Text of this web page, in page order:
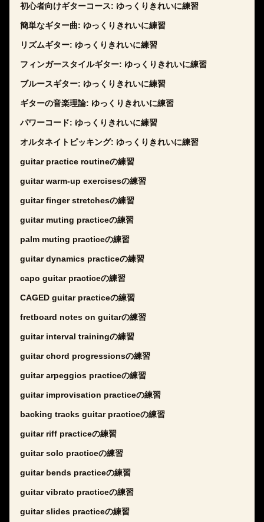
初心者向けギターコース: ゆっくりきれいに練習
簡単なギター曲: ゆっくりきれいに練習
リズムギター: ゆっくりきれいに練習
フィンガースタイルギター: ゆっくりきれいに練習
ブルースギター: ゆっくりきれいに練習
ギターの音楽理論: ゆっくりきれいに練習
パワーコード: ゆっくりきれいに練習
オルタネイトピッキング: ゆっくりきれいに練習
guitar practice routineの練習
guitar warm-up exercisesの練習
guitar finger stretchesの練習
guitar muting practiceの練習
palm muting practiceの練習
guitar dynamics practiceの練習
capo guitar practiceの練習
CAGED guitar practiceの練習
fretboard notes on guitarの練習
guitar interval trainingの練習
guitar chord progressionsの練習
guitar arpeggios practiceの練習
guitar improvisation practiceの練習
backing tracks guitar practiceの練習
guitar riff practiceの練習
guitar solo practiceの練習
guitar bends practiceの練習
guitar vibrato practiceの練習
guitar slides practiceの練習